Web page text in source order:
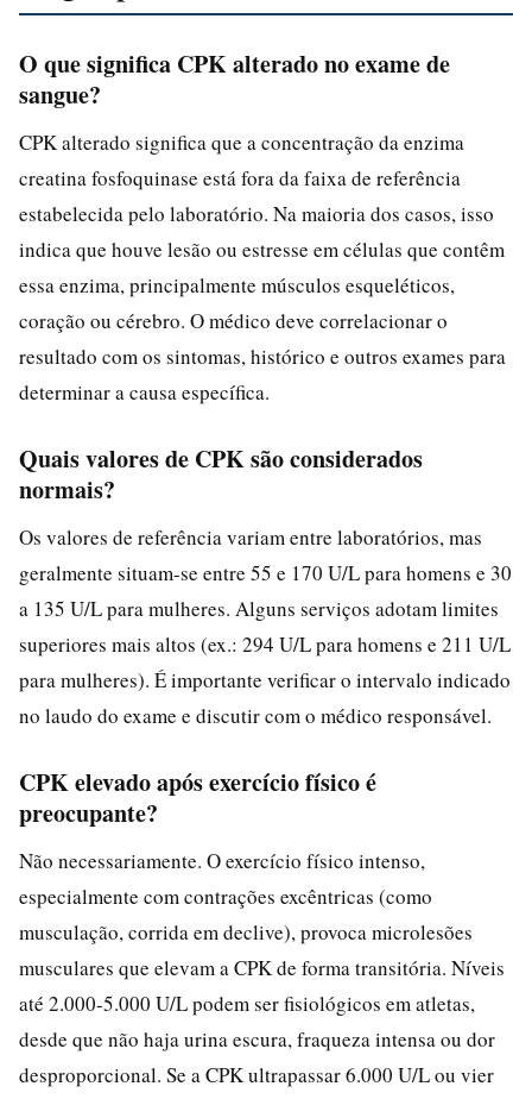
O que significa CPK alterado no exame de
sangue?
CPK alterado significa que a concentração da enzima
creatina fosfoquinase está fora da faixa de referência
estabelecida pelo laboratório. Na maioria dos casos, isso
indica que houve lesão ou estresse em células que contêm
essa enzima, principalmente músculos esqueléticos,
coração ou cérebro. O médico deve correlacionar o
resultado com os sintomas, histórico e outros exames para
determinar a causa específica.
Quais valores de CPK são considerados
normais?
Os valores de referência variam entre laboratórios, mas
geralmente situam-se entre 55 e 170 U/L para homens e 30
a 135 U/L para mulheres. Alguns serviços adotam limites
superiores mais altos (ex.: 294 U/L para homens e 211 U/L
para mulheres). É importante verificar o intervalo indicado
no laudo do exame e discutir com o médico responsável.
CPK elevado após exercício físico é
preocupante?
Não necessariamente. O exercício físico intenso,
especialmente com contrações excêntricas (como
musculação, corrida em declive), provoca microlesões
musculares que elevam a CPK de forma transitória. Níveis
até 2.000-5.000 U/L podem ser fisiológicos em atletas,
desde que não haja urina escura, fraqueza intensa ou dor
desproporcional. Se a CPK ultrapassar 6.000 U/L ou vier